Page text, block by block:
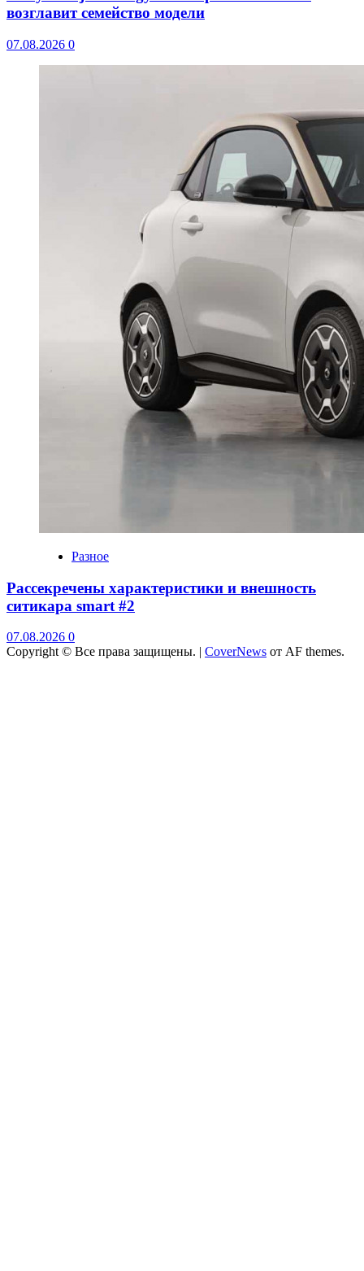
возглавит семейство модели
07.08.2026 0
Разное
Рассекречены характеристики и внешность
ситикара smart #2
07.08.2026 0
Copyright © Все права защищены. | CoverNews от AF themes.